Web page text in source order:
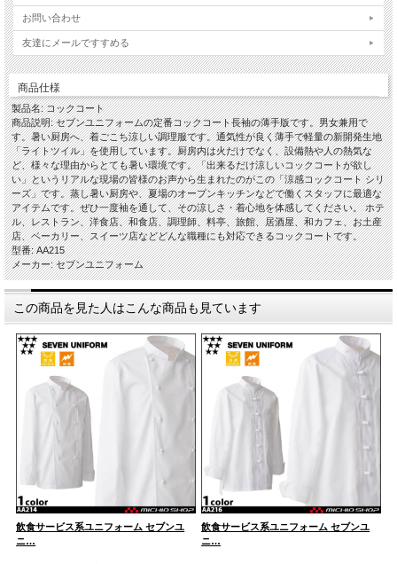
お問い合わせ
友達にメールですすめる
商品仕様
製品名: コックコート
商品説明: セブンユニフォームの定番コックコート長袖の薄手版です。男女兼用で
す。暑い厨房へ、着ごこち涼しい調理服です。通気性が良く薄手で軽量の新開発生地
「ライトツイル」を使用しています。厨房内は火だけでなく、設備熱や人の熱気な
ど、様々な理由からとても暑い環境です。「出来るだけ涼しいコックコートが欲し
い」というリアルな現場の皆様のお声から生まれたのがこの「涼感コックコート シリ
ーズ」です。蒸し暑い厨房や、夏場のオープンキッチンなどで働くスタッフに最適な
アイテムです。ぜひ一度袖を通して、その涼しさ・着心地を体感してください。 ホテ
ル、レストラン、洋食店、和食店、調理師、料亭、旅館、居酒屋、和カフェ、お土産
店、ベーカリー、スイーツ店などどんな職種にも対応できるコックコートです。
型番: AA215
メーカー: セブンユニフォーム
この商品を見た人はこんな商品も見ています
飲食サービス系ユニフォーム セブンユ
ニ…
飲食サービス系ユニフォーム セブンユ
ニ…